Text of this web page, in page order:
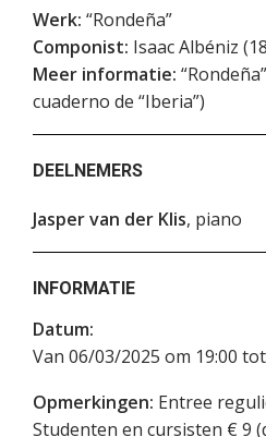
Werk: “Rondeña”
Componist: Isaac Albéniz
Meer informatie:
cuaderno de “Iberia”)
DEELNEMERS
Jasper van der Klis, piano
INFORMATIE
Datum:
Van 06/03/2025 om 19:00
Opmerkingen: Entree
Studenten en cursisten € 9